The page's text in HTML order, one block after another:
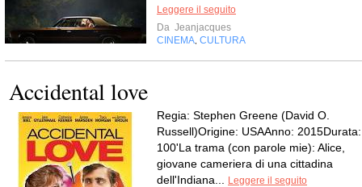
Leggere il seguito
Da Jeanjacques
CINEMA CULTURA
Accidental love
Regia: Stephen Greene (David O.
Russell)Origine: USAAnno: 2015Durata:
100'La trama (con parole mie): Alice,
giovane cameriera di una cittadina
dell'Indiana...
Leggere il seguito